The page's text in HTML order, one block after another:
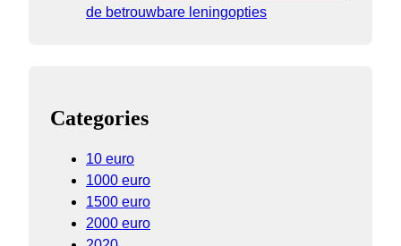
de betrouwbare leningopties
Categories
10 euro
1000 euro
1500 euro
2000 euro